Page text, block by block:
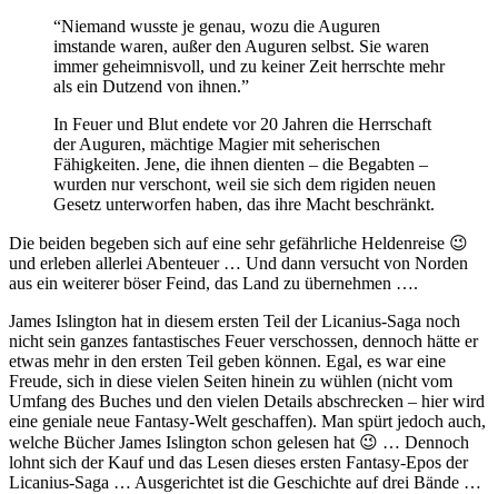
“Niemand wusste je genau, wozu die Auguren
imstande waren, außer den Auguren selbst. Sie waren
immer geheimnisvoll, und zu keiner Zeit herrschte mehr
als ein Dutzend von ihnen.”
In Feuer und Blut endete vor 20 Jahren die Herrschaft
der Auguren, mächtige Magier mit seherischen
Fähigkeiten. Jene, die ihnen dienten – die Begabten –
wurden nur verschont, weil sie sich dem rigiden neuen
Gesetz unterworfen haben, das ihre Macht beschränkt.
Die beiden begeben sich auf eine sehr gefährliche Heldenreise 😉
und erleben allerlei Abenteuer … Und dann versucht von Norden
aus ein weiterer böser Feind, das Land zu übernehmen ….
James Islington hat in diesem ersten Teil der Licanius-Saga noch
nicht sein ganzes fantastisches Feuer verschossen, dennoch hätte er
etwas mehr in den ersten Teil geben können. Egal, es war eine
Freude, sich in diese vielen Seiten hinein zu wühlen (nicht vom
Umfang des Buches und den vielen Details abschrecken – hier wird
eine geniale neue Fantasy-Welt geschaffen). Man spürt jedoch auch,
welche Bücher James Islington schon gelesen hat 😉 … Dennoch
lohnt sich der Kauf und das Lesen dieses ersten Fantasy-Epos der
Licanius-Saga … Ausgerichtet ist die Geschichte auf drei Bände …